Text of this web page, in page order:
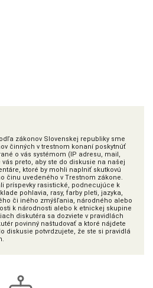
zákonov Slovenskej republiky sme
činných v trestnom konaní poskytnúť
o vás systémom (IP adresu, mail,
preto, aby ste do diskusie na našej
ktoré by mohli naplniť skutkovú
činu uvedeného v Trestnom zákone.
príspevky rasistické, podnecujúce k
pohlavia, rasy, farby pleti, jazyka,
či iného zmýšľania, národného alebo
k národnosti alebo k etnickej skupine
diskutéra sa dozviete v pravidlách
povinný naštudovať a ktoré nájdete
diskusie potvrdzujete, že ste si pravidlá